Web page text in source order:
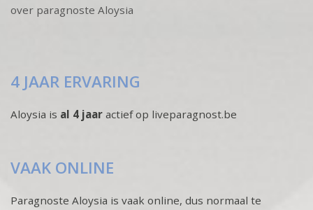
over paragnoste Aloysia
4 JAAR ERVARING
Aloysia is al 4 jaar actief op liveparagnost.be
VAAK ONLINE
Paragnoste Aloysia is vaak online, dus normaal te